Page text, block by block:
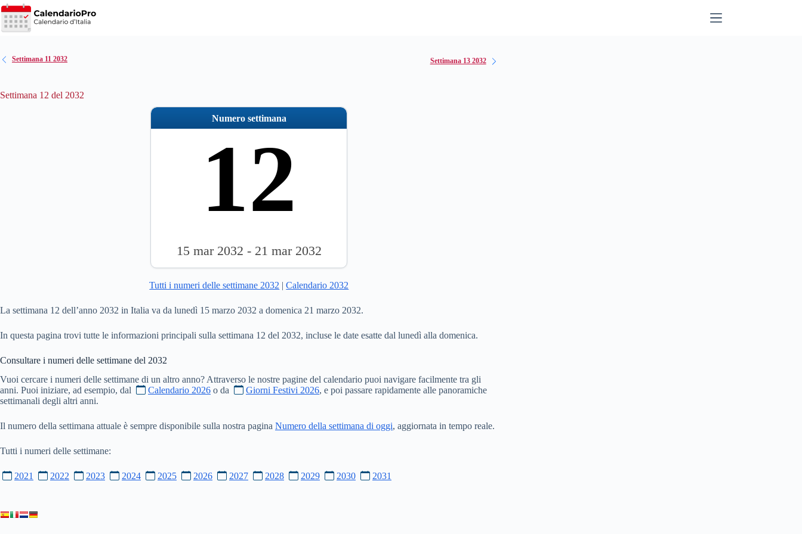
Salta
al
contenuto
Settimana 11 2032 Settimana 13 2032
Settimana 12 del 2032
Numero settimana
12
15 mar 2032 - 21 mar 2032
Tutti i numeri delle settimane 2032 |Calendario 2032
La settimana 12 dell’anno 2032 in Italia va da lunedì 15 marzo 2032 a domenica 21 marzo 2032.
In questa pagina trovi tutte le informazioni principali sulla settimana 12 del 2032, incluse le date esatte dal lunedì alla domenica.
Consultare i numeri delle settimane del 2032
Vuoi cercare i numeri delle settimane di un altro anno? Attraverso le nostre pagine del calendario puoi navigare facilmente tra gli
anni. Puoi iniziare, ad esempio, dal
Calendario 2026 o da Giorni Festivi 2026, e poi passare rapidamente alle panoramiche
settimanali degli altri anni.
Il numero della settimana attuale è sempre disponibile sulla nostra pagina Numero della settimana di oggi, aggiornata in tempo reale.
Tutti i numeri delle settimane:
2021 2022 2023 2024 2025 2026 2027 2028 2029 2030 2031